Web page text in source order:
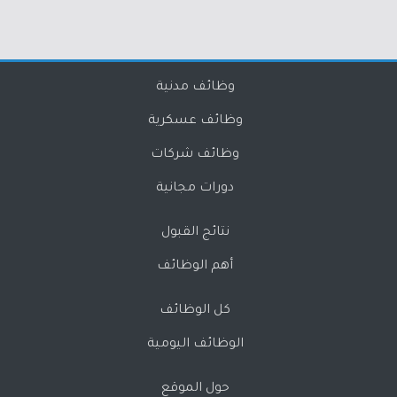
وظائف مدنية
وظائف عسكرية
وظائف شركات
دورات مجانية
نتائج القبول
أهم الوظائف
كل الوظائف
الوظائف اليومية
حول الموقع